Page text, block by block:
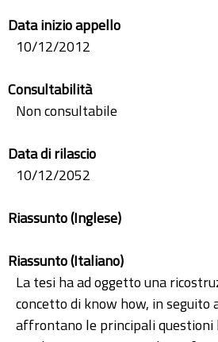
Data inizio appello
10/12/2012
Consultabilità
Non consultabile
Data di rilascio
10/12/2052
Riassunto (Inglese)
Riassunto (Italiano)
La tesi ha ad oggetto una
concetto di know how, in seguito
affrontano le principali questioni